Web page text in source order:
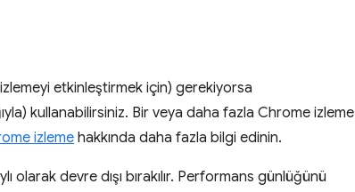
etkinleştirmek için) gerekiyorsa
kullanabilirsiniz. Bir veya daha fazla Chrome izleme
izlemehakkında daha fazla bilgi edinin.
devre dışı bırakılır. Performans günlüğünü